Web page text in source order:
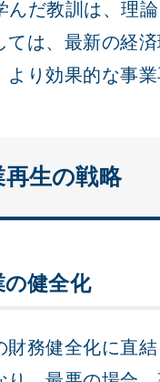
んだ教訓は、理
は、最新の経
り効果的な事業
生の戦略
健全化
務健全化に直